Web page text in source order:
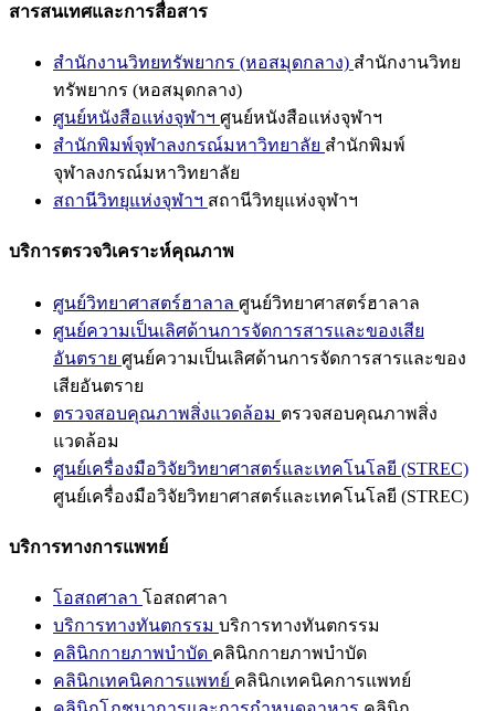
สารสนเทศและการสื่อสาร
สำนักงานวิทยทรัพยากร (หอสมุดกลาง) สำนักงานวิทย
ทรัพยากร (หอสมุดกลาง)
ศูนย์หนังสือแห่งจุฬาฯ ศูนย์หนังสือแห่งจุฬาฯ
สำนักพิมพ์จุฬาลงกรณ์มหาวิทยาลัย สำนักพิมพ์
จุฬาลงกรณ์มหาวิทยาลัย
สถานีวิทยุแห่งจุฬาฯ สถานีวิทยุแห่งจุฬาฯ
บริการตรวจวิเคราะห์คุณภาพ
ศูนย์วิทยาศาสตร์ฮาลาล ศูนย์วิทยาศาสตร์ฮาลาล
ศูนย์ความเป็นเลิศด้านการจัดการสารและของเสีย
อันตราย ศูนย์ความเป็นเลิศด้านการจัดการสารและของ
เสียอันตราย
ตรวจสอบคุณภาพสิ่งแวดล้อม ตรวจสอบคุณภาพสิ่ง
แวดล้อม
ศูนย์เครื่องมือวิจัยวิทยาศาสตร์และเทคโนโลยี (STREC)
ศูนย์เครื่องมือวิจัยวิทยาศาสตร์และเทคโนโลยี (STREC)
บริการทางการแพทย์
โอสถศาลา โอสถศาลา
บริการทางทันตกรรม บริการทางทันตกรรม
คลินิกกายภาพบำบัด คลินิกกายภาพบำบัด
คลินิกเทคนิคการแพทย์ คลินิกเทคนิคการแพทย์